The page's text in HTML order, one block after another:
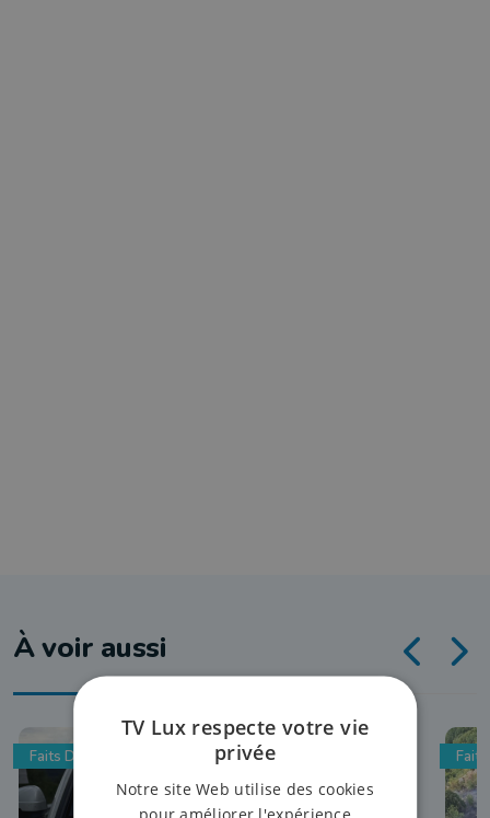
À voir aussi
Faits Divers
TV Lux respecte votre vie
privée
Notre site Web utilise des cookies
pour améliorer l'expérience